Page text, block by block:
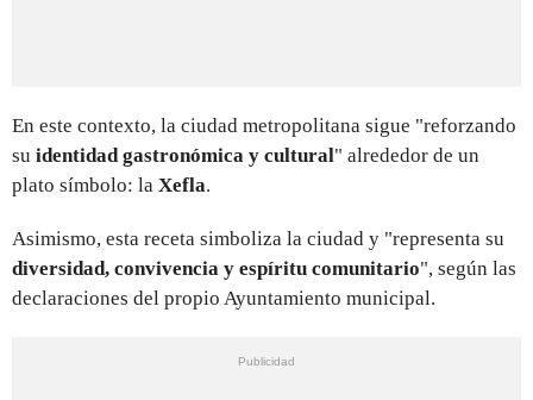
En este contexto, la ciudad metropolitana sigue "reforzando
su identidad gastronómica y cultural" alrededor de un
plato símbolo: la Xefla.
Asimismo, esta receta simboliza la ciudad y "representa su
diversidad, convivencia y espíritu comunitario", según las
declaraciones del propio Ayuntamiento municipal.